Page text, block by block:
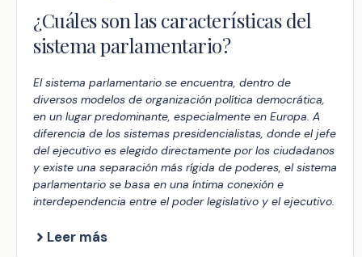
¿Cuáles son las características del
sistema parlamentario?
El sistema parlamentario se encuentra, dentro de
diversos modelos de organización política democrática,
en un lugar predominante, especialmente en Europa. A
diferencia de los sistemas presidencialistas, donde el jefe
del ejecutivo es elegido directamente por los ciudadanos
y existe una separación más rígida de poderes, el sistema
parlamentario se basa en una íntima conexión e
interdependencia entre el poder legislativo y el ejecutivo.
Leer más